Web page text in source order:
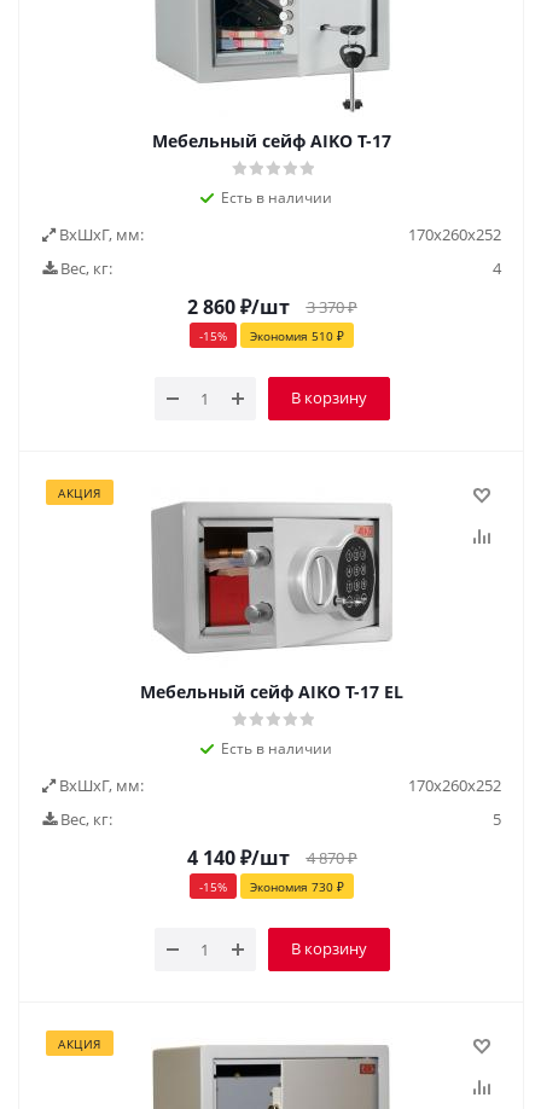
Мебельный сейф AIKO Т-17
Есть в наличии
ВxШxГ, мм:
170х260х252
Вес, кг:
4
2 860₽/шт 3 370₽
-15% Экономия 510 ₽
В корзину
АКЦИЯ
Мебельный сейф AIKO Т-17 EL
Есть в наличии
ВxШxГ, мм:
170х260х252
Вес, кг:
5
4 140₽/шт 4 870₽
-15% Экономия 730 ₽
В корзину
АКЦИЯ